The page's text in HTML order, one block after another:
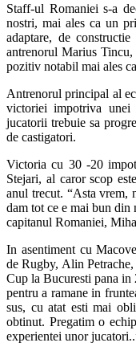
Staff-ul Romaniei s-a
nostri, mai ales ca un
adaptare, de
antrenorul Marius
pozitiv notabil mai ales
Antrenorul principal al
victoriei impotriva unei
jucatorii trebuie sa
de castigatori.
Victoria cu 30 -20
Stejari, al caror scop
anul trecut. “Asta vrem,
dam tot ce e mai bun din
capitanul Romaniei,
In asentiment cu
de Rugby, Alin
Cup la Bucuresti pana in
pentru a ramane in
sus, cu atat esti mai
obtinut. Pregatim o
experientei unor